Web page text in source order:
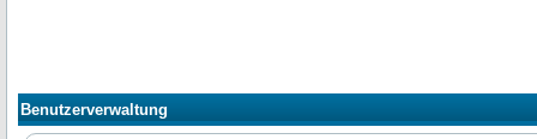
Benutzerverwaltung